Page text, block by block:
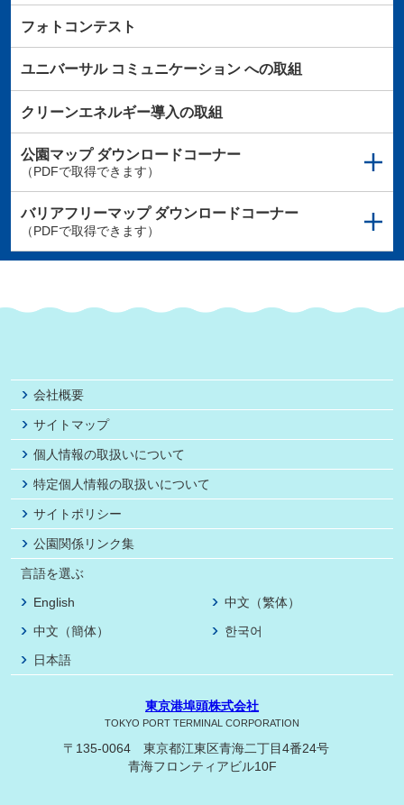
フォトコンテスト
ユニバーサルコミュニケーションへの取組
クリーンエネルギー導入の取組
公園マップダウンロードコーナー
（PDFで取得できます）
バリアフリーマップダウンロードコーナー
（PDFで取得できます）
会社概要
サイトマップ
個人情報の取扱いについて
特定個人情報の取扱いについて
サイトポリシー
公園関係リンク集
言語を選ぶ
English
中文（繁体）
中文（簡体）
한국어
日本語
東京港埠頭株式会社
TOKYO PORT TERMINAL CORPORATION
〒135-0064 東京都江東区青海二丁目4番24号
青海フロンティアビル10F